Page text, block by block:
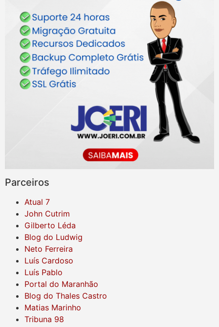
Parceiros
Atual 7
John Cutrim
Gilberto Léda
Blog do Ludwig
Neto Ferreira
Luís Cardoso
Luís Pablo
Portal do Maranhão
Blog do Thales Castro
Matias Marinho
Tribuna 98